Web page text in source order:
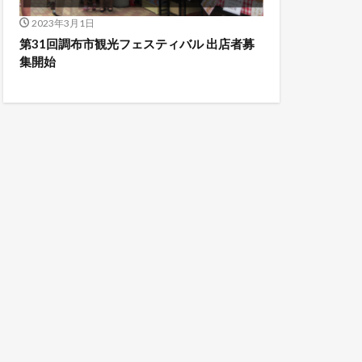
2023年3月1日
第31回調布市観光フェスティバル 出店者募
集開始